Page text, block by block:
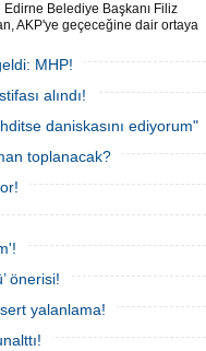
Edirne Belediye Başkanı Filiz
AKP'ye geçeceğine dair ortaya
ifadeleriyle yanıt verdi.
MHP!
alındı!
daniskasını ediyorum"
toplanacak?
önerisi!
sert yalanlama!